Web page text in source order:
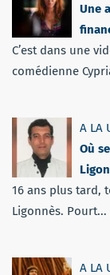
Une
C’est dans une
comédienne
A LA
Où
16 ans plus tard,
Ligonnès. Pourt...
A LA